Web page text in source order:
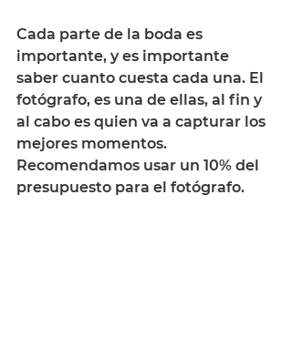
Cada parte de la boda es
importante, y es importante
saber cuanto cuesta cada una. El
fotógrafo, es una de ellas, al fin y
al cabo es quien va a capturar los
mejores momentos.
Recomendamos usar un 10% del
presupuesto para el fotógrafo.